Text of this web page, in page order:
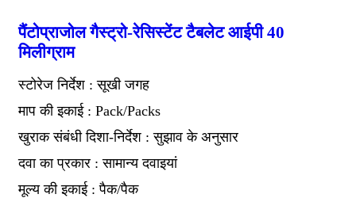
पैंटोप्राजोल गैस्ट्रो-रेसिस्टेंट टैबलेट आईपी 40
मिलीग्राम
स्टोरेज निर्देश : सूखी जगह
माप की इकाई : Pack/Packs
खुराक संबंधी दिशा-निर्देश : सुझाव के अनुसार
दवा का प्रकार : सामान्य दवाइयां
मूल्य की इकाई : पैक/पैक